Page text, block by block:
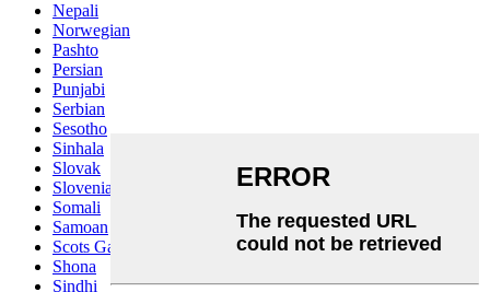
Nepali
Norwegian
Pashto
Persian
Punjabi
Serbian
Sesotho
Sinhala
Slovak
Slovenian
Somali
Samoan
Scots Gaelic
Shona
Sindhi